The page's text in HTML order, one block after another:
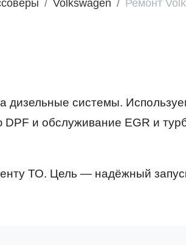
Volkswagen Ремонт
дизельные системы.
и обслуживание EGR и
ТО. Цель — надёжный